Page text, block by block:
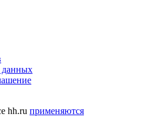
данных
hh.ru применяются